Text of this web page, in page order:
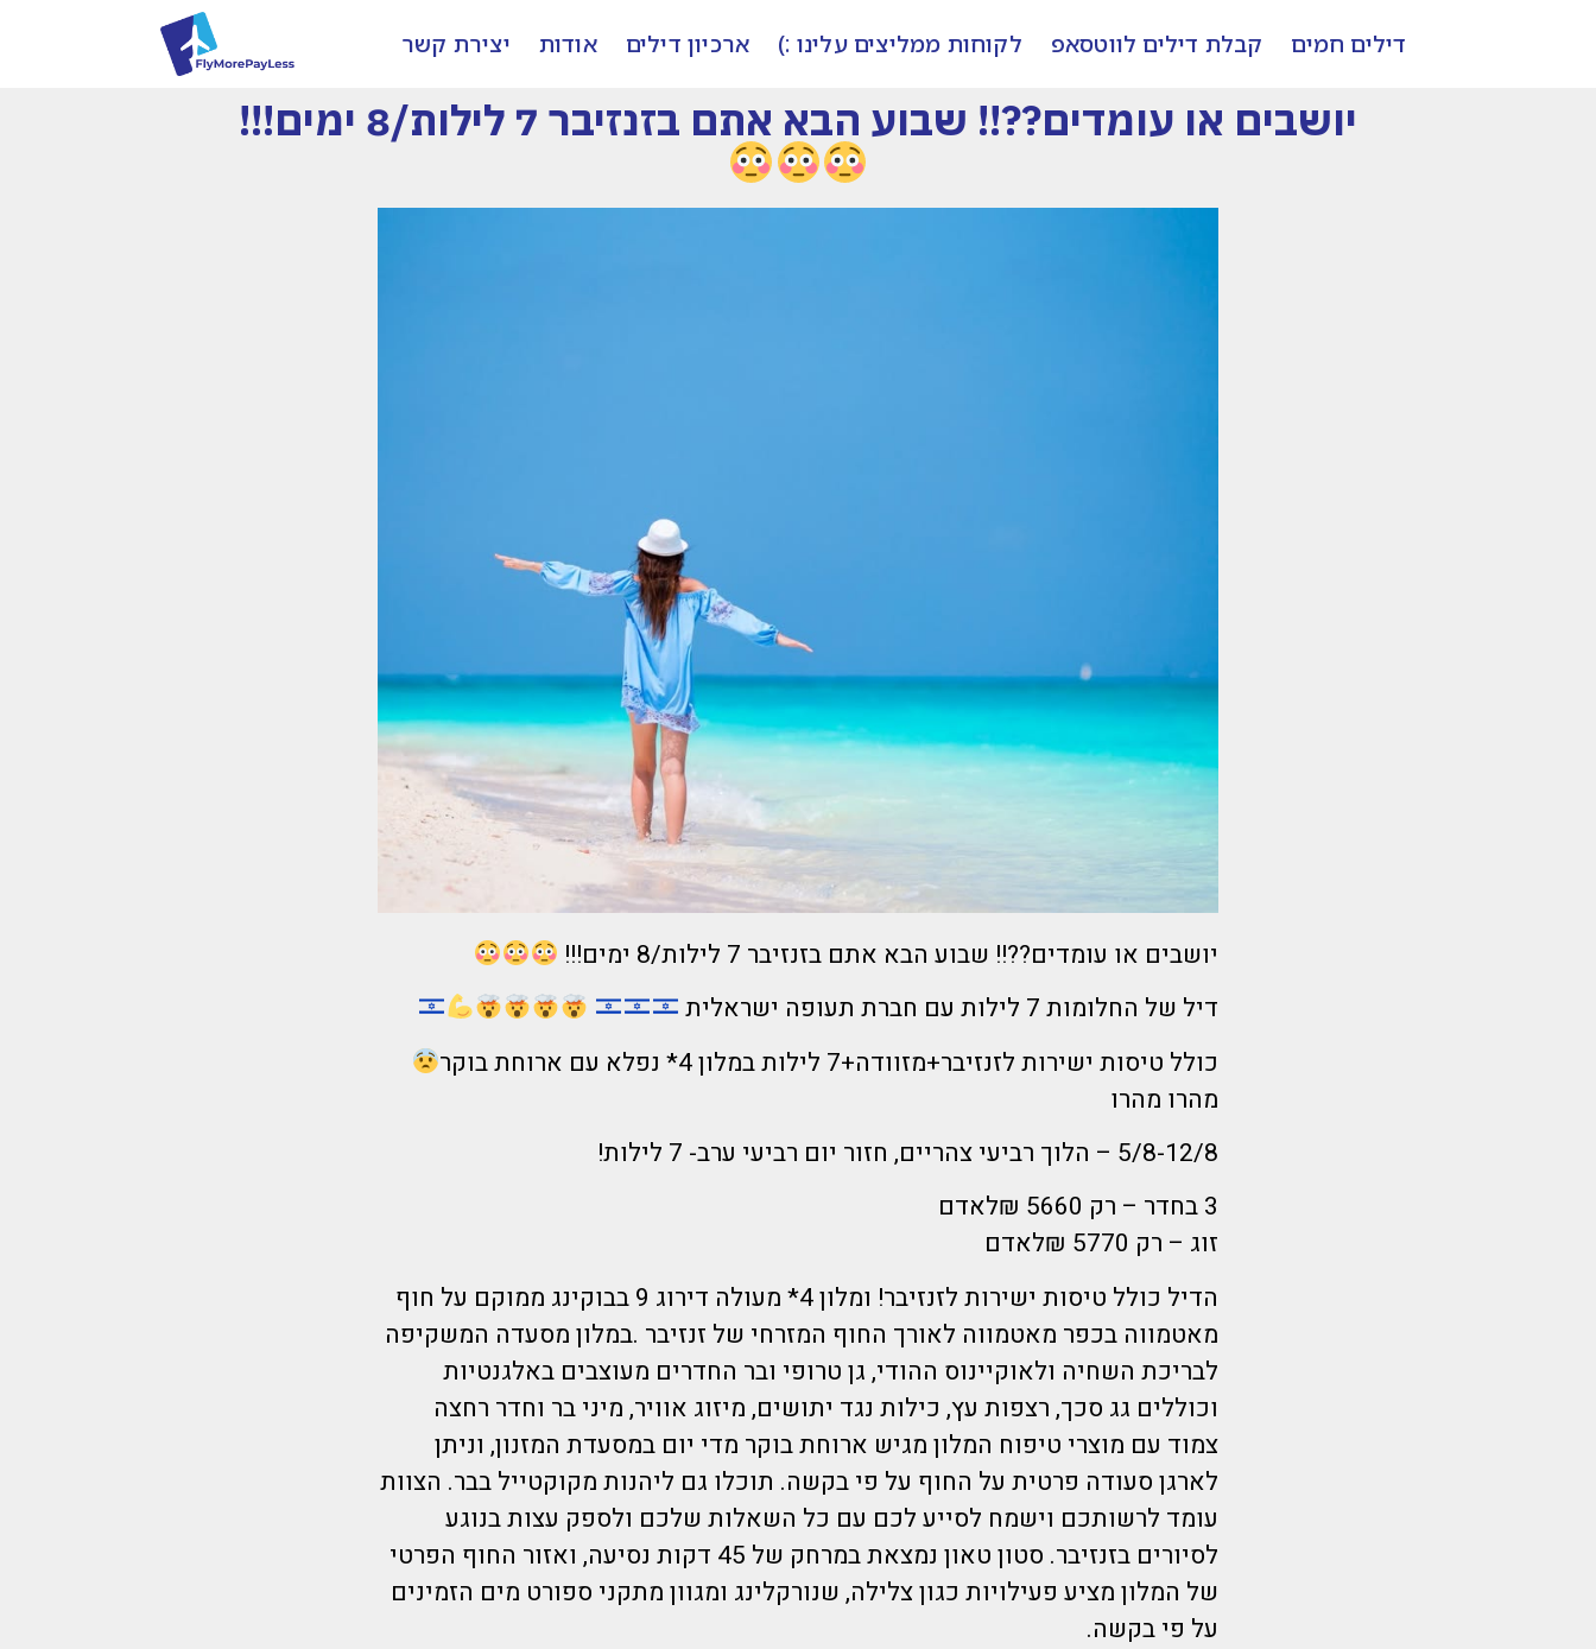
דילים חמים קבלת דילים לווטסאפ לקוחות ממליצים עלינו :) ארכיון דילים אודות יצירת קשר
יושבים או עומדים??!! שבוע הבא אתם בזנזיבר 7 לילות/8 ימים!!!
יושבים או עומדים??!! שבוע הבא אתם בזנזיבר 7 לילות/8 ימים!!!
דיל של החלומות 7 לילות עם חברת תעופה ישראלית
כולל טיסות ישירות לזנזיבר+מזוודה+7 לילות במלון 4* נפלא עם ארוחת בוקר
מהרו מהרו
5/8-12/8 – הלוך רביעי צהריים, חזור יום רביעי ערב- 7 לילות!
3 בחדר – רק 5660 ₪לאדם
זוג – רק 5770 ₪לאדם
הדיל כולל טיסות ישירות לזנזיבר! ומלון 4* מעולה דירוג 9 בבוקינג ממוקם על חוף
מאטמווה בכפר מאטמווה לאורך החוף המזרחי של זנזיבר .במלון מסעדה המשקיפה
לבריכת השחיה ולאוקיינוס ​​ההודי, גן טרופי ובר החדרים מעוצבים באלגנטיות
וכוללים גג סכך, רצפות עץ, כילות נגד יתושים, מיזוג אוויר, מיני בר וחדר רחצה
צמוד עם מוצרי טיפוח המלון מגיש ארוחת בוקר מדי יום במסעדת המזנון, וניתן
לארגן סעודה פרטית על החוף על פי בקשה. תוכלו גם ליהנות מקוקטייל בבר. הצוות
עומד לרשותכם וישמח לסייע לכם עם כל השאלות שלכם ולספק עצות בנוגע
לסיורים בזנזיבר. סטון טאון נמצאת במרחק של 45 דקות נסיעה, ואזור החוף הפרטי
של המלון מציע פעילויות כגון צלילה, שנורקלינג ומגוון מתקני ספורט מים הזמינים
על פי בקשה.